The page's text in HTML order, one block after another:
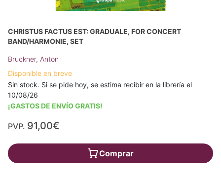
CHRISTUS FACTUS EST: GRADUALE, FOR CONCERT
BAND/HARMONIE, SET
Bruckner, Anton
Disponible en breve
Sin stock. Si se pide hoy, se estima recibir en la librería el
10/08/26
¡GASTOS DE ENVÍO GRATIS!
PVP. 91,00€
Comprar